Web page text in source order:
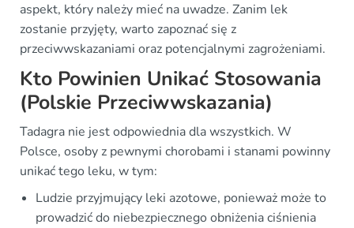
aspekt, który należy mieć na uwadze. Zanim lek
zostanie przyjęty, warto zapoznać się z
przeciwwskazaniami oraz potencjalnymi zagrożeniami.
Kto Powinien Unikać Stosowania
(Polskie Przeciwwskazania)
Tadagra nie jest odpowiednia dla wszystkich. W
Polsce, osoby z pewnymi chorobami i stanami powinny
unikać tego leku, w tym:
Ludzie przyjmujący leki azotowe, ponieważ może to
prowadzić do niebezpiecznego obniżenia ciśnienia